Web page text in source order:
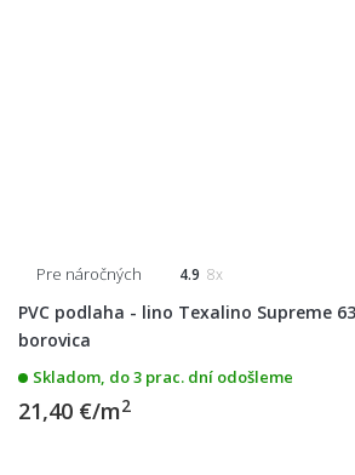
Pre náročných 4.9 8x
PVC podlaha - lino Texalino Supreme
borovica
Skladom, do 3 prac. dní odošleme
21,40 €/m2